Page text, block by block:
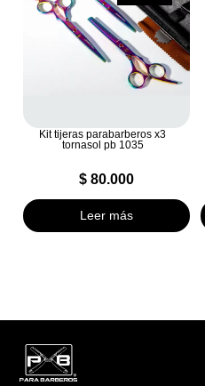
Kit tijeras parabarberos x3
tornasol pb 1035
$80.000
Leer más